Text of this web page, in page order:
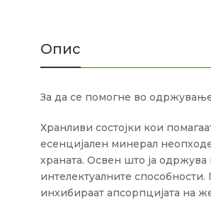
Опис
За да се помогне во
Хранливи состојки кои
есенцијален минерал
храната. Освен што ја
интелектуалните
инхибираат апсорпцијата на